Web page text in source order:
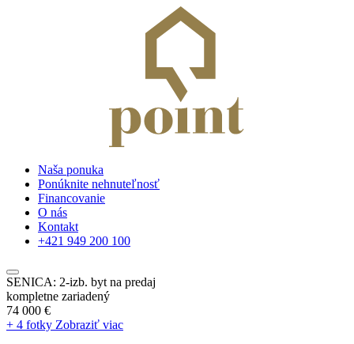
Naša ponuka
Ponúknite nehnuteľnosť
Financovanie
O nás
Kontakt
+421 949 200 100
SENICA: 2-izb. byt na predaj
kompletne zariadený
74 000 €
+ 4 fotky Zobraziť viac